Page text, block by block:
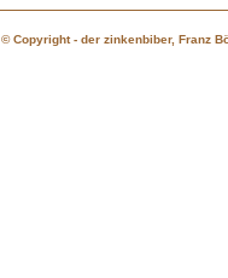
© Copyright - der zinkenbiber, Franz